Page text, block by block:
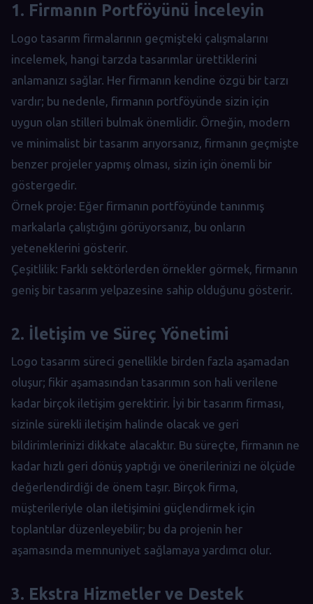
1. Firmanın Portföyünü İnceleyin
Logo tasarım firmalarının geçmişteki çalışmalarını
incelemek, hangi tarzda tasarımlar ürettiklerini
anlamanızı sağlar. Her firmanın kendine özgü bir tarzı
vardır; bu nedenle, firmanın portföyünde sizin için
uygun olan stilleri bulmak önemlidir. Örneğin, modern
ve minimalist bir tasarım arıyorsanız, firmanın geçmişte
benzer projeler yapmış olması, sizin için önemli bir
göstergedir.
Örnek proje: Eğer firmanın portföyünde tanınmış
markalarla çalıştığını görüyorsanız, bu onların
yeteneklerini gösterir.
Çeşitlilik: Farklı sektörlerden örnekler görmek, firmanın
geniş bir tasarım yelpazesine sahip olduğunu gösterir.
2. İletişim ve Süreç Yönetimi
Logo tasarım süreci genellikle birden fazla aşamadan
oluşur; fikir aşamasından tasarımın son hali verilene
kadar birçok iletişim gerektirir. İyi bir tasarım firması,
sizinle sürekli iletişim halinde olacak ve geri
bildirimlerinizi dikkate alacaktır. Bu süreçte, firmanın ne
kadar hızlı geri dönüş yaptığı ve önerilerinizi ne ölçüde
değerlendirdiği de önem taşır. Birçok firma,
müşterileriyle olan iletişimini güçlendirmek için
toplantılar düzenleyebilir; bu da projenin her
aşamasında memnuniyet sağlamaya yardımcı olur.
3. Ekstra Hizmetler ve Destek